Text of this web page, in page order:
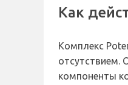
Как
Комплекс
отсутствием.
компоненты